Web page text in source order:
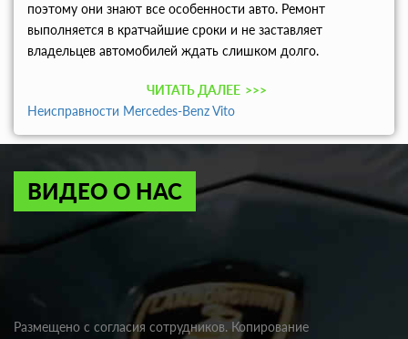
поэтому они знают все особенности авто. Ремонт
выполняется в кратчайшие сроки и не заставляет
владельцев автомобилей ждать слишком долго.
ЧИТАТЬ ДАЛЕЕ >>>
Неисправности Mercedes-Benz Vito
ВИДЕО О НАС
Размещено с согласия сотрудников. Копирование